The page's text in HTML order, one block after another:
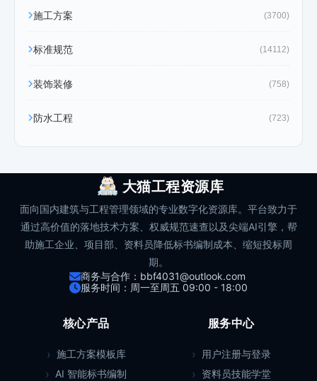
施工方案 (3700)
标准规范 (14112)
装饰装修 (758)
防水工程 (723)
大猫工程资源库
面向国内建筑与工程管理领域的专业数字化资源库。平台致力于
通过高价值的落地技术方案、权威规范速查以及尖端AI引擎，帮
助施工企业、项目部、资料员降低标书编制成本、缩短投标周
期。
商务与合作：bbf4031@outlook.com
服务时间：周一至周五 09:00 - 18:00
核心产品
施工方案模板库
AI 智能标书编制
服务中心
用户注册与登录
资料员技能学堂